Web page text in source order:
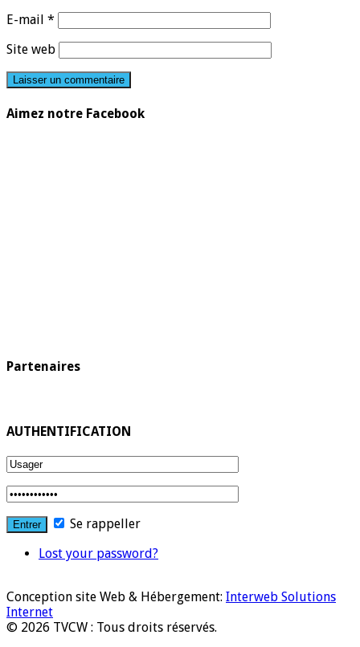
E-mail *
Site web
Aimez notre Facebook
Partenaires
AUTHENTIFICATION
Se rappeller
Lost your password?
Conception site Web & Hébergement: Interweb Solutions
Internet
© 2026 TVCW : Tous droits réservés.